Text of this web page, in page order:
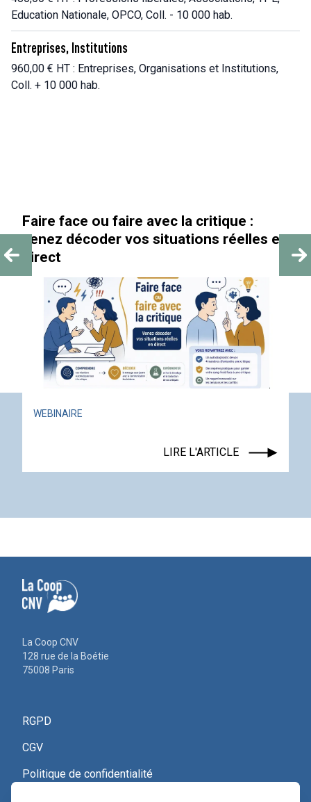
Education Nationale, OPCO, Coll. - 10 000 hab.
Entreprises, Institutions
960,00 € HT : Entreprises, Organisations et Institutions,
Coll. + 10 000 hab.
Faire face ou faire avec la critique :
venez décoder vos situations réelles en
direct
WEBINAIRE
LIRE L'ARTICLE
La Coop CNV
128 rue de la Boétie
75008 Paris
RGPD
CGV
Politique de confidentialité